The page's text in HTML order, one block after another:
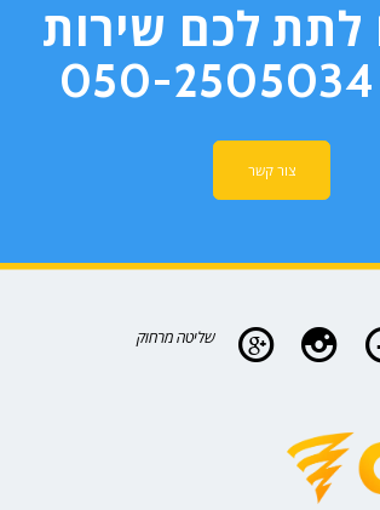
לכם שירות
צור קשר
שליטה מרחוק